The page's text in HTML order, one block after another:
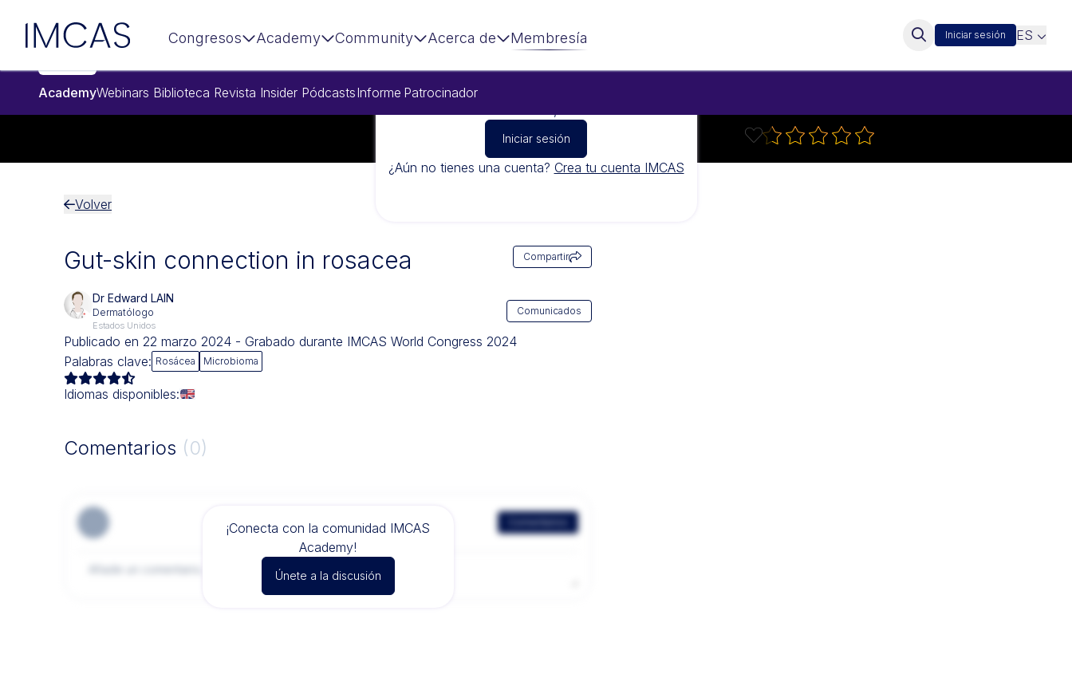
IMCAS
Congresos Academy Community Acerca de Membresía Iniciar sesión ES
AcademyWebinars Biblioteca Revista Insider PódcastsInforme Patrocinador
Iniciar sesión
¿Aún no tienes una cuenta? Crea tu cuenta IMCAS
Volver
Gut-skin connection in rosacea Compartir
Dr Edward LAIN
Dermatólogo
Estados Unidos
Comunicados
Publicado en 22 marzo 2024 - Grabado durante IMCAS World Congress 2024
Palabras clave: Rosácea Microbioma
Idiomas disponibles:
Comentarios (0)
¡Conecta con la comunidad IMCAS
Academy!
Únete a la discusión